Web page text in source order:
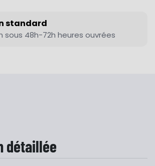
standard
sous 48h-72h heures ouvrées
détaillée